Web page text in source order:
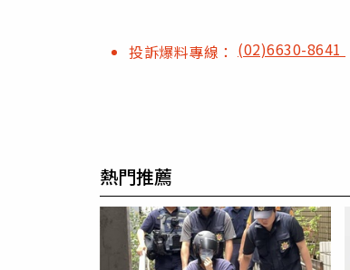
投訴爆料專線： (02)6630-8641
熱門推薦